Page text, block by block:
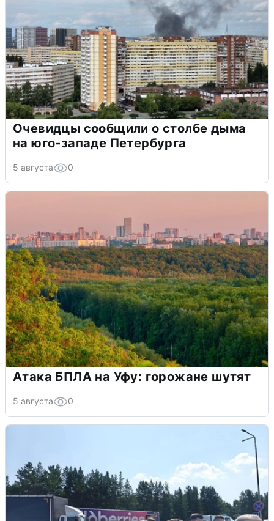
Очевидцы сообщили о столбе дыма
на юго-западе Петербурга
5 августа 0
Атака БПЛА на Уфу: горожане шутят
5 августа 0